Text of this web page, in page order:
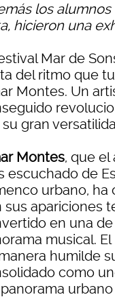
los
hicieron una
Mar de
del ritmo que
Montes. Un
gran
Montes, que el
escuchado de
urbano, ha
sus apariciones
en una
musical.
humilde
como